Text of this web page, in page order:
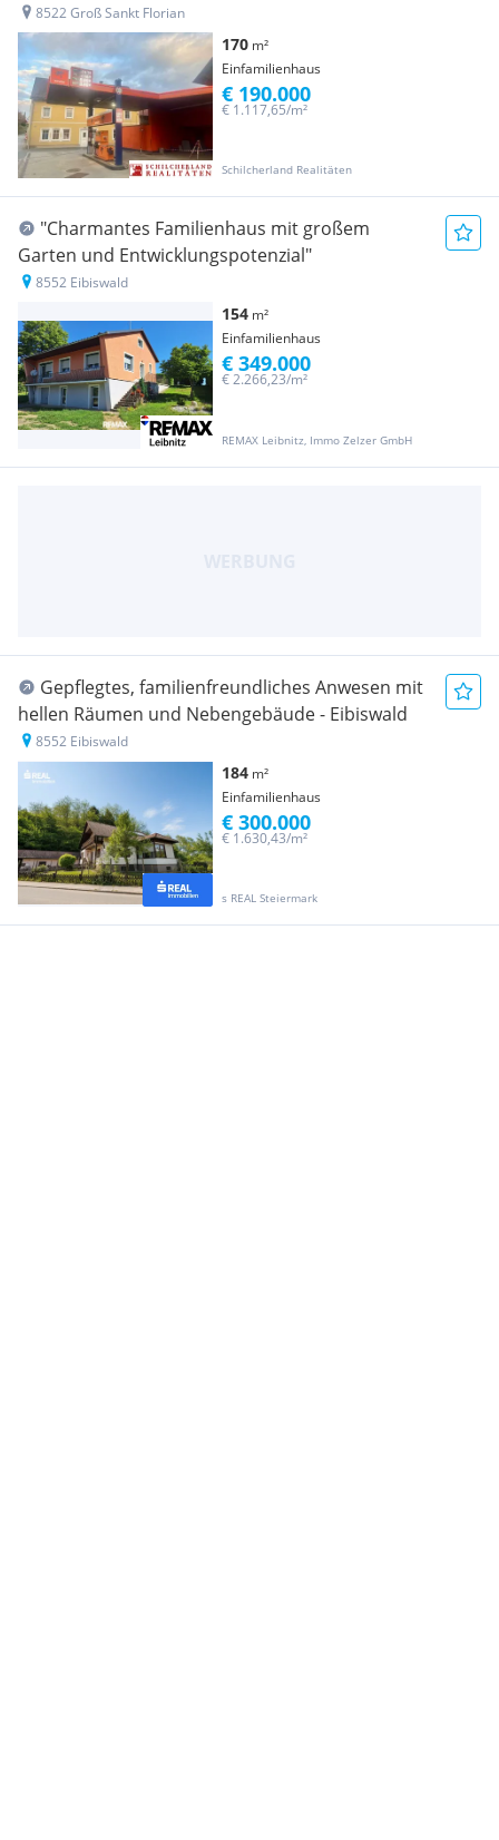
8522 Groß Sankt Florian
170 m²
Einfamilienhaus
Schilcherland Realitäten
€ 1.117,65/m²
€ 190.000
"Charmantes Familienhaus mit großem
Garten und Entwicklungspotenzial"
8552 Eibiswald
154 m²
Einfamilienhaus
REMAX Leibnitz, Immo Zelzer GmbH
€ 2.266,23/m²
€ 349.000
Gepflegtes, familienfreundliches Anwesen mit
hellen Räumen und Nebengebäude - Eibiswald
8552 Eibiswald
184 m²
Einfamilienhaus
s REAL Steiermark
€ 1.630,43/m²
€ 300.000